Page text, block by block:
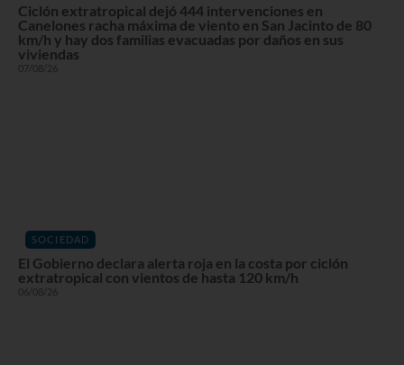
Ciclón extratropical dejó 444 intervenciones en
Canelones racha máxima de viento en San Jacinto de 80
km/h y hay dos familias evacuadas por daños en sus
viviendas
07/08/26
SOCIEDAD
El Gobierno declara alerta roja en la costa por ciclón
extratropical con vientos de hasta 120 km/h
06/08/26